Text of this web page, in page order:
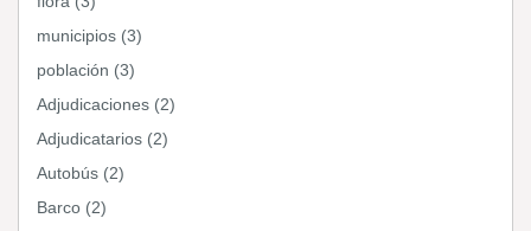
municipios (3)
población (3)
Adjudicaciones (2)
Adjudicatarios (2)
Autobús (2)
Barco (2)